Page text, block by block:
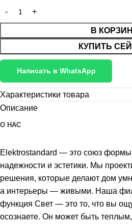
В
КУПИТЬ
Написать в WhatsApp
Характеристики товара
Описание
О НАС
Elektrostandard — это союз формы
надежности и эстетики. Мы
решения, которые делают дом
а интерьеры — живыми. Наша
функция Свет — это то, что вы
осознаете. Он может быть